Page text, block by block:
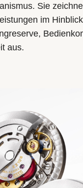
Sie
im
aus.